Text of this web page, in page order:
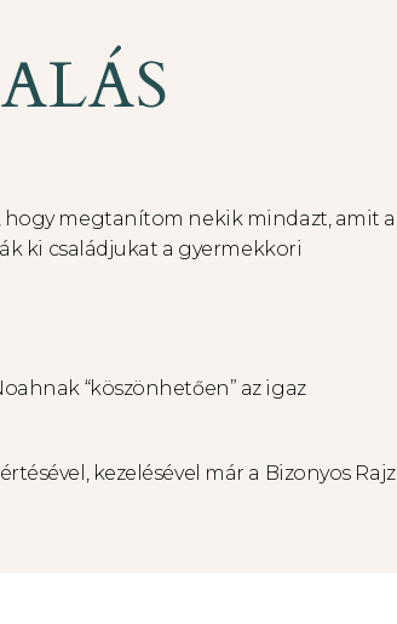
hogy megtanítom nekik mindazt, amit a
ki családjukat a gyermekkori
“köszönhetően” az igaz
kezelésével már a Bizonyos Rajz